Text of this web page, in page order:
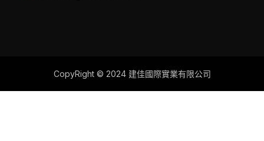
CopyRight © 2024 建佳國際實業有限公司